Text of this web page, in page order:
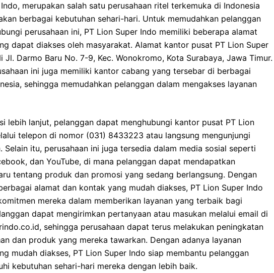
merupakan salah satu perusahaan ritel terkemuka di Indonesia
berbagai kebutuhan sehari-hari. Untuk memudahkan pelanggan
perusahaan ini, PT Lion Super Indo memiliki beberapa alamat
dapat diakses oleh masyarakat. Alamat kantor pusat PT Lion Super
Jl. Darmo Baru No. 7-9, Kec. Wonokromo, Kota Surabaya, Jawa Timur.
ini juga memiliki kantor cabang yang tersebar di berbagai
sehingga memudahkan pelanggan dalam mengakses layanan
lebih lanjut, pelanggan dapat menghubungi kantor pusat PT Lion
telepon di nomor (031) 8433223 atau langsung mengunjungi
Selain itu, perusahaan ini juga tersedia dalam media sosial seperti
dan YouTube, di mana pelanggan dapat mendapatkan
tentang produk dan promosi yang sedang berlangsung. Dengan
alamat dan kontak yang mudah diakses, PT Lion Super Indo
mereka dalam memberikan layanan yang terbaik bagi
dapat mengirimkan pertanyaan atau masukan melalui email di
sehingga perusahaan dapat terus melakukan peningkatan
dan produk yang mereka tawarkan. Dengan adanya layanan
mudah diakses, PT Lion Super Indo siap membantu pelanggan
kebutuhan sehari-hari mereka dengan lebih baik.